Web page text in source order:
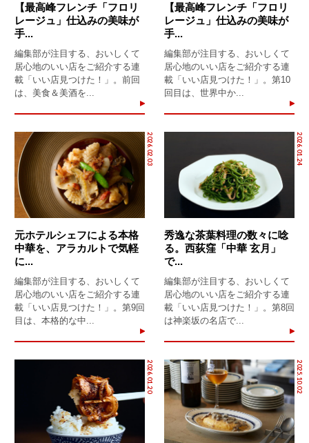
【最高峰フレンチ「フロリ
レージュ」仕込みの美味が
手...
編集部が注目する、おいしくて
居心地のいい店をご紹介する連
載「いい店見つけた！」。前回
は、美食＆美酒を...
【最高峰フレンチ「フロリ
レージュ」仕込みの美味が
手...
編集部が注目する、おいしくて
居心地のいい店をご紹介する連
載「いい店見つけた！」。第10
回目は、世界中か...
2026.02.03
元ホテルシェフによる本格
中華を、アラカルトで気軽
に...
編集部が注目する、おいしくて
居心地のいい店をご紹介する連
載「いい店見つけた！」。第9回
目は、本格的な中...
2026.01.24
秀逸な茶葉料理の数々に唸
る。西荻窪「中華 玄月」
で...
編集部が注目する、おいしくて
居心地のいい店をご紹介する連
載「いい店見つけた！」。第8回
は神楽坂の名店で...
2026.01.20 2025.10.02